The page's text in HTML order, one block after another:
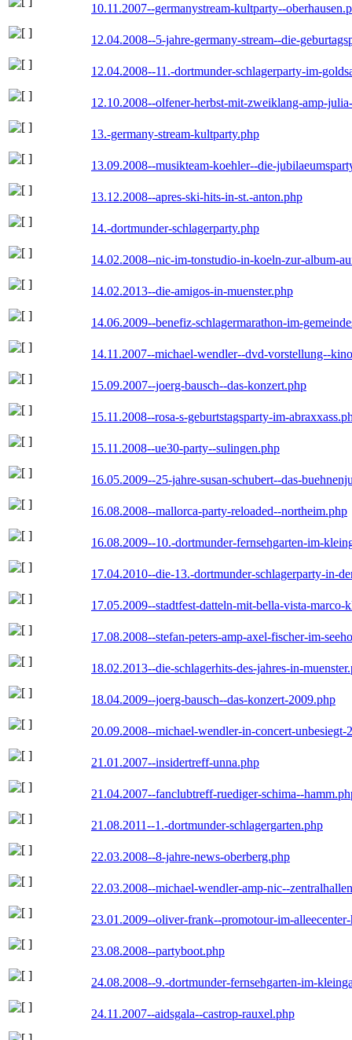
10.11.2007--germanystream-kultparty--
12.04.2008--5-jahre-germany-stream--die-
12.04.2008--11.-dortmunder-schlagerparty-im-
12.10.2008--olfener-herbst-mit-zweiklang-amp-
13.-germany-stream-kultparty.php
13.09.2008--musikteam-koehler--die-
13.12.2008--apres-ski-hits-in-st.-anton.php
14.-dortmunder-schlagerparty.php
14.02.2008--nic-im-tonstudio-in-koeln-zur-album-
14.02.2013--die-amigos-in-muenster.php
14.06.2009--benefiz-schlagermarathon-im-
14.11.2007--michael-wendler--dvd-vorstellung--
15.09.2007--joerg-bausch--das-konzert.php
15.11.2008--rosa-s-geburtstagsparty-im-
15.11.2008--ue30-party--sulingen.php
16.05.2009--25-jahre-susan-schubert--das-
16.08.2008--mallorca-party-reloaded--northeim.php
16.08.2009--10.-dortmunder-fernsehgarten-im-
17.04.2010--die-13.-dortmunder-schlagerparty-in-
17.05.2009--stadtfest-datteln-mit-bella-vista-marco-
17.08.2008--stefan-peters-amp-axel-fischer-im-
18.02.2013--die-schlagerhits-des-jahres-in-
18.04.2009--joerg-bausch--das-konzert-2009.php
20.09.2008--michael-wendler-in-concert-unbesiegt-
21.01.2007--insidertreff-unna.php
21.04.2007--fanclubtreff-ruediger-schima--
21.08.2011--1.-dortmunder-schlagergarten.php
22.03.2008--8-jahre-news-oberberg.php
22.03.2008--michael-wendler-amp-nic--
23.01.2009--oliver-frank--promotour-im-
23.08.2008--partyboot.php
24.08.2008--9.-dortmunder-fernsehgarten-im-
24.11.2007--aidsgala--castrop-rauxel.php